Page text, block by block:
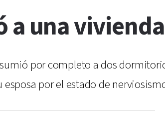
una
por completo a dos
por el estado de